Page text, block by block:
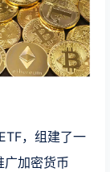
，组建了一
加密货币